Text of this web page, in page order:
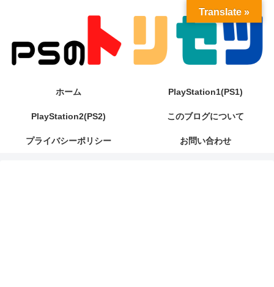
ホーム PlayStation1(PS1)
PlayStation2(PS2) このブログについて
プライバシーポリシー お問い合わせ
Translate »